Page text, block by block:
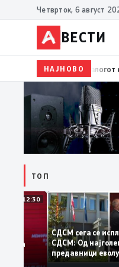
Четврток, 6 август
ВЕСТИ
НАЈНОВО19:39
ТОП
12:30
на
СДСМ сега се
СДСМ: Од
предавници
најголеми